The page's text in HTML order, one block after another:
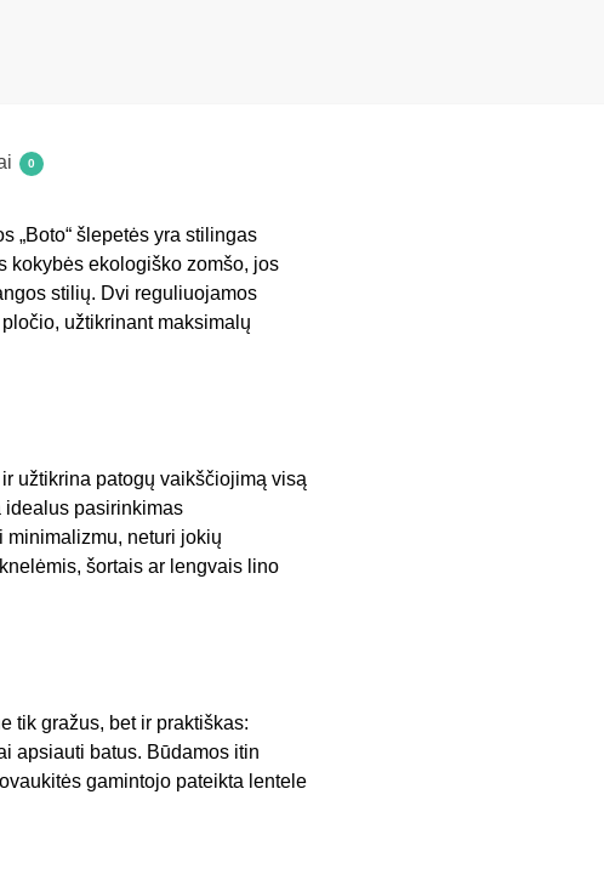
0
„Boto“ šlepetės yra stilingas
kokybės ekologiško zomšo, jos
stilių. Dvi reguliuojamos
užtikrinant maksimalų
užtikrina patogų vaikščiojimą visą
idealus pasirinkimas
neturi jokių
šortais ar lengvais lino
tik gražus, bet ir praktiškas:
apsiauti batus. Būdamos itin
gamintojo pateikta lentele